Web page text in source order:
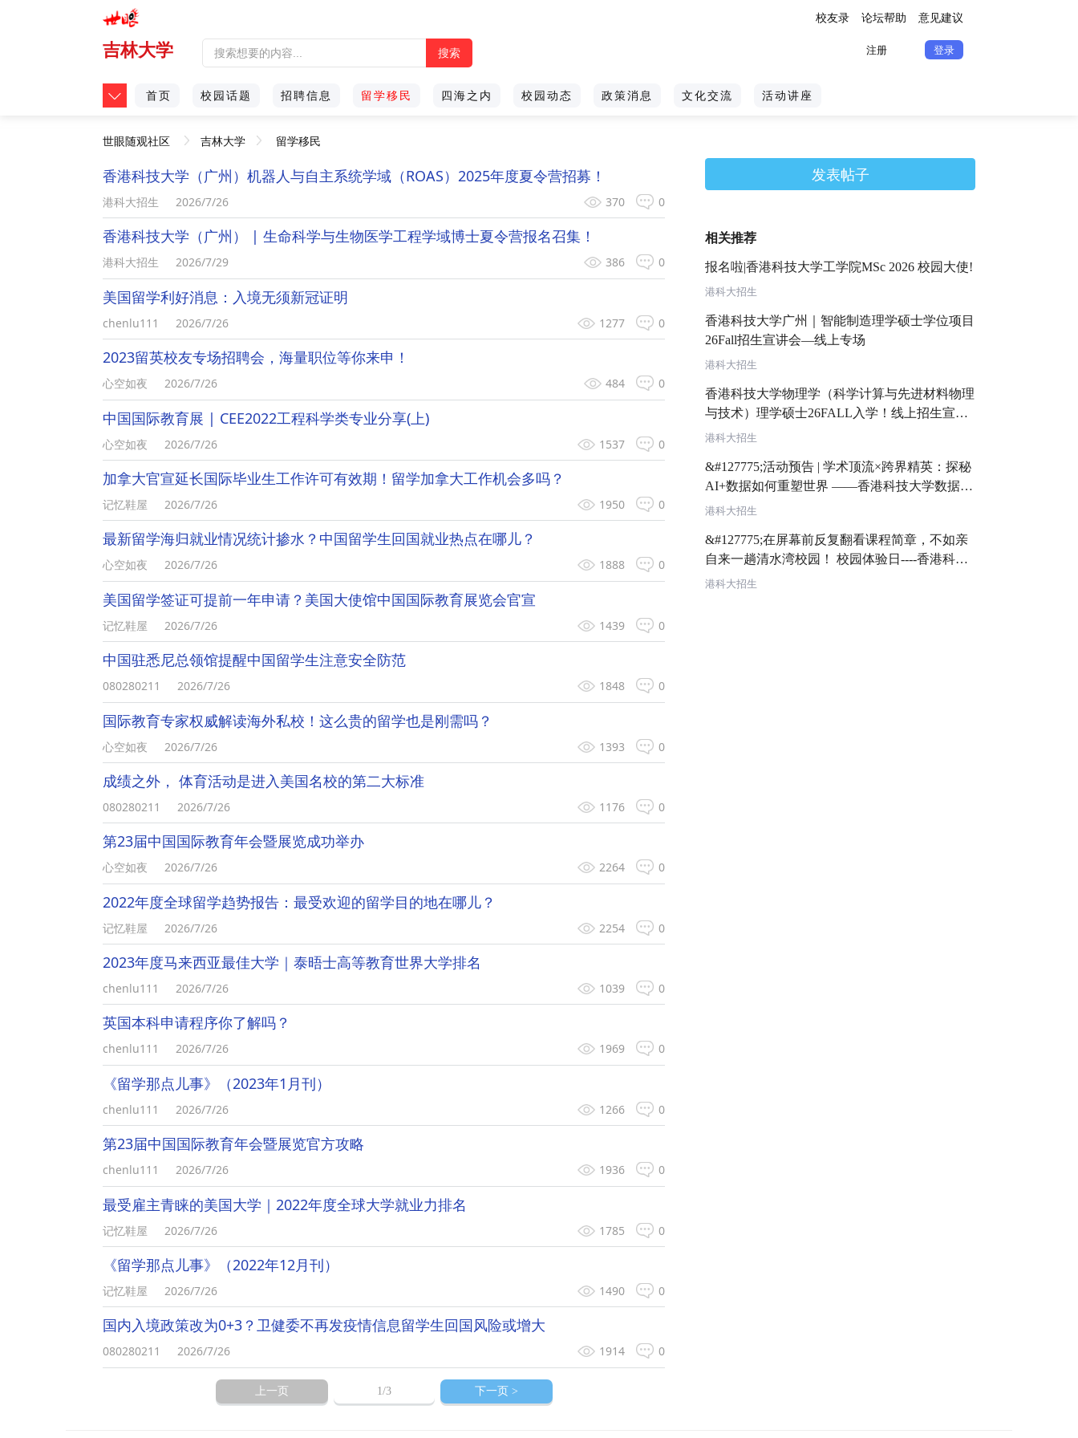
校友录 论坛帮助 意见建议
吉林大学 注册 登录
首页 校园话题 招聘信息 留学移民 四海之内 校园动态 政策消息 文化交流 活动讲座
世眼随观社区 吉林大学 留学移民
香港科技大学（广州）机器人与自主系统学域（ROAS）2025年度夏令营招募！
0
370
港科大招生 2026/7/26
香港科技大学（广州） | 生命科学与生物医学工程学域博士夏令营报名召集！
0
386
港科大招生 2026/7/29
美国留学利好消息：入境无须新冠证明
0
1277
chenlu111 2026/7/26
2023留英校友专场招聘会，海量职位等你来申！
0
484
心空如夜 2026/7/26
中国国际教育展 | CEE2022工程科学类专业分享(上)
0
1537
心空如夜 2026/7/26
加拿大官宣延长国际毕业生工作许可有效期！留学加拿大工作机会多吗？
0
1950
记忆鞋屋 2026/7/26
最新留学海归就业情况统计掺水？中国留学生回国就业热点在哪儿？
0
1888
心空如夜 2026/7/26
美国留学签证可提前一年申请？美国大使馆中国国际教育展览会官宣
0
1439
记忆鞋屋 2026/7/26
中国驻悉尼总领馆提醒中国留学生注意安全防范
0
1848
080280211 2026/7/26
国际教育专家权威解读海外私校！这么贵的留学也是刚需吗？
0
1393
心空如夜 2026/7/26
成绩之外， 体育活动是进入美国名校的第二大标准
0
1176
080280211 2026/7/26
第23届中国国际教育年会暨展览成功举办
0
2264
心空如夜 2026/7/26
2022年度全球留学趋势报告：最受欢迎的留学目的地在哪儿？
0
2254
记忆鞋屋 2026/7/26
2023年度马来西亚最佳大学｜泰晤士高等教育世界大学排名
0
1039
chenlu111 2026/7/26
英国本科申请程序你了解吗？
0
1969
chenlu111 2026/7/26
《留学那点儿事》（2023年1月刊）
0
1266
chenlu111 2026/7/26
第23届中国国际教育年会暨展览官方攻略
0
1936
chenlu111 2026/7/26
最受雇主青睐的美国大学｜2022年度全球大学就业力排名
0
1785
记忆鞋屋 2026/7/26
《留学那点儿事》（2022年12月刊）
0
1490
记忆鞋屋 2026/7/26
国内入境政策改为0+3？卫健委不再发疫情信息留学生回国风险或增大
0
1914
080280211 2026/7/26
上一页 1 /3 下一页 >
发表帖子
相关推荐
报名啦|香港科技大学工学院MSc 2026 校园大使!
港科大招生
香港科技大学广州｜智能制造理学硕士学位项目
26Fall招生宣讲会—线上专场
港科大招生
香港科技大学物理学（科学计算与先进材料物理
与技术）理学硕士26FALL入学！线上招生宣讲
会
港科大招生
&#127775;活动预告 | 学术顶流×跨界精英：探秘
AI+数据如何重塑世界 ——香港科技大学数据建
模理学硕士项目线上跨业界深度对话 (暨DDM项
港科大招生
&#127775;在屏幕前反复翻看课程简章，不如亲
自来一趟清水湾校园！ 校园体验日----香港科技
大学工学院理学硕士MSc课程专场 &#128079;诚
港科大招生